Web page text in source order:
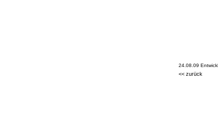
24.08.09
<< zurück